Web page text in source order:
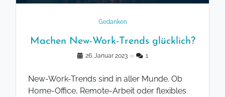
Gedanken
Machen New-Work-Trends glücklich?
26. Januar 2023 ◌ 1
New-Work-Trends sind in aller Munde. Ob
Home-Office, Remote-Arbeit oder flexibles